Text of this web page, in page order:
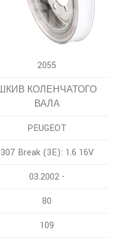
2055
КОЛЕНЧАТОГО
ВАЛА
PEUGEOT
307 Break (3E): 1.6 16V
03.2002 -
80
109